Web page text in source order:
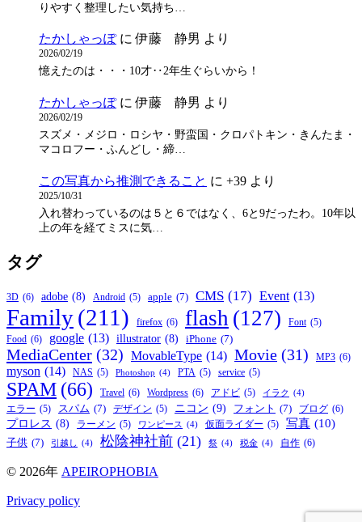
りやすく整理したい気持ち…
たかしゃっぽに伊藤 静男 より
2026/02/19
憶えたのは・・・10才‥2年生ぐらいから！
たかしゃっぽに伊藤 静男 より
2026/02/19
スズメ・メジロ・ロシヤ・野蛮国・クロパトキン・きんたま・
マコロフー・ふんどし・締…
この写真から推測できること に +39 より
2025/10/31
入れ替わっているのは５と６ではなく、6と9だったわ。10年以
上の年を経てミスに気…
タグ
3D (6) adobe (8) Android (5) apple (7) CMS (17) Event (13)
Family(211) firefox (6) flash (127) Font (5)
Food (6) google (13) illustrator (8) iPhone (7)
MediaCenter (32) MovableType (14) Movie (31) MP3 (6)
myson (14) NAS (5) Photoshop (4) PTA (5) service (5)
SPAM (66) Travel (6) Wordpress (6) アドビ (5) イラク (4)
エラー (5) スパム (7) デザイン (5) ニコン (9) フォント (7) ブログ (6)
プロレス (8) ラーメン (5) ワンピース (4) 仮面ライダー (5) 写真 (10)
子供 (7) 引越し (4) 松陰神社前 (21) 祭 (4) 税金 (4) 自作 (6)
© 2026年 APEIROPHOBIA
Privacy policy